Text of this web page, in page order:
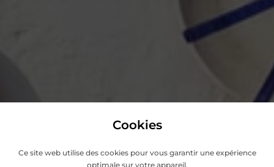
Cookies
Ce site web utilise des cookies pour vous garantir une expérience
optimale sur votre appareil.